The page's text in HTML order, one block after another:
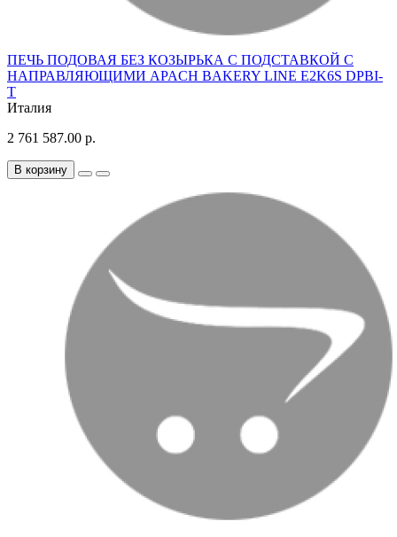
ПЕЧЬ ПОДОВАЯ БЕЗ КОЗЫРЬКА С ПОДСТАВКОЙ С
НАПРАВЛЯЮЩИМИ APACH BAKERY LINE E2K6S DPBI-
T
Италия
2 761 587.00 р.
В корзину